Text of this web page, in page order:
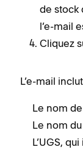
de stock
l’e-mail
Cliquez
L’e-mail
Le nom
Le nom
L’UGS,